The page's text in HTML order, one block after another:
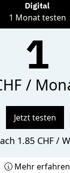
Digital
1 Monat testen
1
/
Jetzt testen
1.85 CHF /
Mehr erfahren